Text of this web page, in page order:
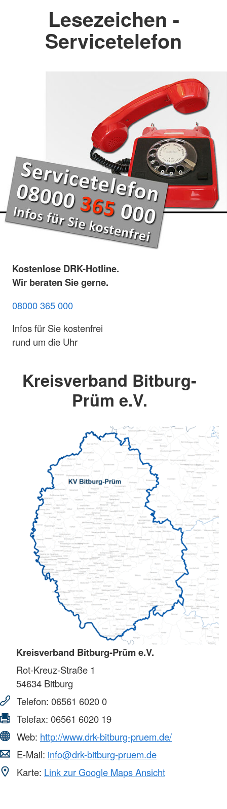
Lesezeichen -
Servicetelefon
Kostenlose DRK-Hotline.
Wir beraten Sie gerne.
08000 365 000
Infos für Sie kostenfrei
rund um die Uhr
Kreisverband Bitburg-
Prüm e.V.
Kreisverband Bitburg-Prüm e.V.
Rot-Kreuz-Straße 1
54634 Bitburg
Telefon: 06561 6020 0
Telefax: 06561 6020 19
Web: http://www.drk-bitburg-pruem.de/
E-Mail: info@drk-bitburg-pruem.de
Karte: Link zur Google Maps Ansicht